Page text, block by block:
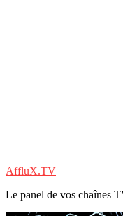
AffluX.TV
Le panel de vos chaînes